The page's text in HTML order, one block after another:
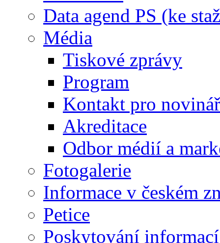
Data agend PS (ke
Média
Tiskové zprávy
Program
Kontakt pro
Akreditace
Odbor médií a
Fotogalerie
Informace v českém
Petice
Poskytování informací